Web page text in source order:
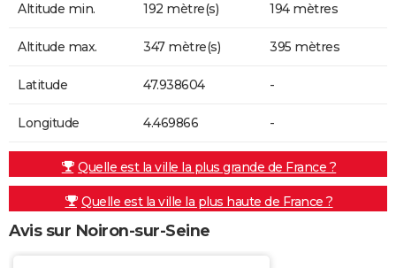
Altitude min. 192 mètre(s) 194 mètres
Altitude max. 347 mètre(s) 395 mètres
Latitude 47.938604 -
Longitude 4.469866 -
Quelle est la ville la plus grande de France ?
Quelle est la ville la plus haute de France ?
Avis sur Noiron-sur-Seine